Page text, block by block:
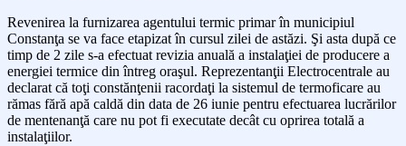
Revenirea la furnizarea agentului termic primar în municipiul
Constanţa se va face etapizat în cursul zilei de astăzi. Şi asta după ce
timp de 2 zile s-a efectuat revizia anuală a instalaţiei de producere a
energiei termice din întreg oraşul. Reprezentanţii Electrocentrale au
declarat că toţi constănţenii racordaţi la sistemul de termoficare au
rămas fără apă caldă din data de 26 iunie pentru efectuarea lucrărilor
de mentenanţă care nu pot fi executate decât cu oprirea totală a
instalaţiilor.